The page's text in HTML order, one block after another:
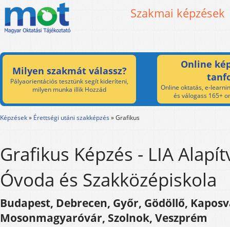
Szakmai képzések
Milyen szakmát válassz?
Pályaorientációs tesztünk segít kideríteni,
milyen munka illik Hozzád
Online
Online oktatás, e-
és válogass 165+
Képzések» Érettségi utáni szakképzés»Grafikus
Grafikus Képzés - LIA
Óvoda és Szakközépiskola
Budapest, Debrecen, Győr, Gödöllő,
Mosonmagyaróvár, Szolnok, Veszprém